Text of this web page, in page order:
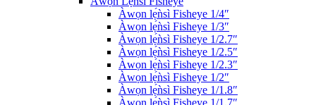
Àwọn lẹ́ǹsì Fisheye 1/4″
Àwọn lẹ́ǹsì Fisheye 1/3″
Àwọn lẹ́ǹsì Fisheye 1/2.7″
Àwọn lẹ́ǹsì Fisheye 1/2.5″
Àwọn lẹ́ǹsì Fisheye 1/2.3″
Àwọn lẹ́ǹsì Fisheye 1/2″
Àwọn lẹ́ǹsì Fisheye 1/1.8″
Àwọn lẹ́ǹsì Fisheye 1/1.7″